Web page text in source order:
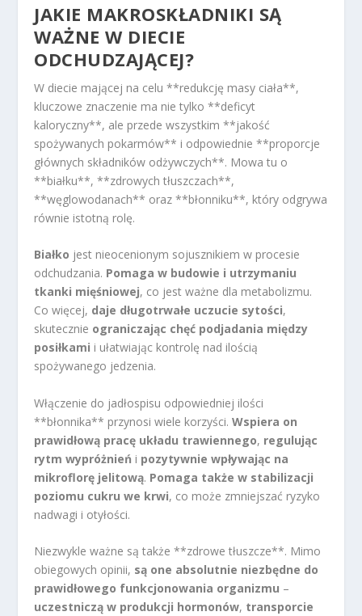
JAKIE MAKROSKŁADNIKI SĄ
WAŻNE W DIECIE
ODCHUDZAJĄCEJ?
W diecie mającej na celu **redukcję masy ciała**,
kluczowe znaczenie ma nie tylko **deficyt
kaloryczny**, ale przede wszystkim **jakość
spożywanych pokarmów** i odpowiednie **proporcje
głównych składników odżywczych**. Mowa tu o
**białku**, **zdrowych tłuszczach**,
**węglowodanach** oraz **błonniku**, który odgrywa
równie istotną rolę.
Białko jest nieocenionym sojusznikiem w procesie
odchudzania. Pomaga w budowie i utrzymaniu
tkanki mięśniowej, co jest ważne dla metabolizmu.
Co więcej, daje długotrwałe uczucie sytości,
skutecznie ograniczając chęć podjadania między
posiłkami i ułatwiając kontrolę nad ilością
spożywanego jedzenia.
Włączenie do jadłospisu odpowiedniej ilości
**błonnika** przynosi wiele korzyści.Wspiera on
prawidłową pracę układu trawiennego, regulując
rytm wypróżnień i pozytywnie wpływając na
mikroflorę jelitową. Pomaga także w stabilizacji
poziomu cukru we krwi, co może zmniejszać ryzyko
nadwagi i otyłości.
Niezwykle ważne są także **zdrowe tłuszcze**. Mimo
obiegowych opinii, są one absolutnie niezbędne do
prawidłowego funkcjonowania organizmu –
uczestniczą w produkcji hormonów, transporcie